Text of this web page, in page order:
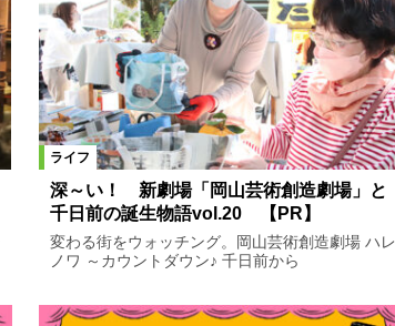
ライフ
深～い！ 新劇場「岡山芸術創造劇場」と
千日前の誕生物語vol.20 【PR】
変わる街をウォッチング。岡山芸術創造劇場 ハレ
ノワ ～カウントダウン♪ 千日前から